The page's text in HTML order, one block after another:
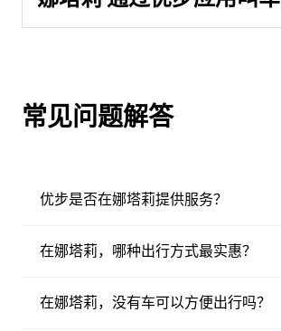
常见问题解答
优步是否在娜塔莉提供服务？
在娜塔莉，哪种出行方式最实惠？
在娜塔莉，没有车可以方便出行吗？